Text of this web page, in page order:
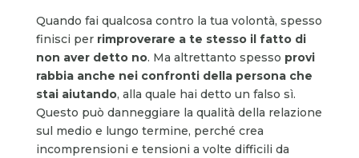
Quando fai qualcosa contro la tua volontà, spesso
finisci per rimproverare a te stesso il fatto di
non aver detto no. Ma altrettanto spesso provi
rabbia anche nei confronti della persona che
stai aiutando, alla quale hai detto un falso sì.
Questo può danneggiare la qualità della relazione
sul medio e lungo termine, perché crea
incomprensioni e tensioni a volte difficili da